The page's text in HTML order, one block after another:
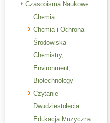
Czasopisma Naukowe
Chemia
Chemia i Ochrona
Środowiska
Chemistry,
Environment,
Biotechnology
Czytanie
Dwudziestolecia
Edukacja Muzyczna